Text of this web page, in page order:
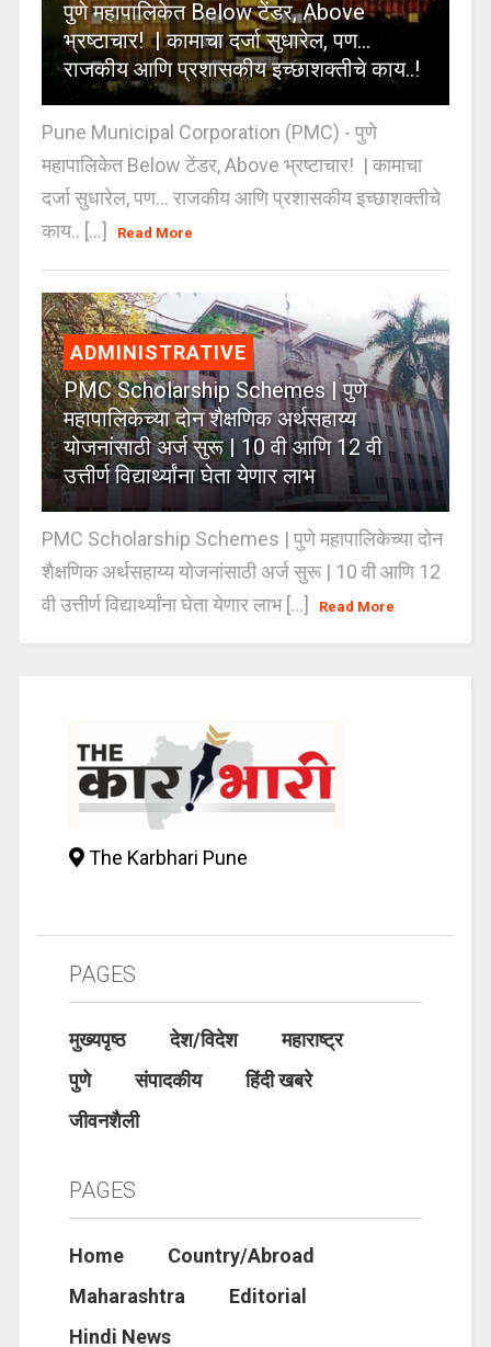
पुणे महापालिकेत Below टेंडर, Above
भ्रष्टाचार! | कामाचा दर्जा सुधारेल, पण…
राजकीय आणि प्रशासकीय इच्छाशक्तीचे काय..!
Pune Municipal Corporation (PMC) - पुणे
महापालिकेत Below टेंडर, Above भ्रष्टाचार! | कामाचा
दर्जा सुधारेल, पण… राजकीय आणि प्रशासकीय इच्छाशक्तीचे
काय.. [...]
Read More
ADMINISTRATIVE
PMC Scholarship Schemes | पुणे
महापालिकेच्या दोन शैक्षणिक अर्थसहाय्य
योजनांसाठी अर्ज सुरू | 10 वी आणि 12 वी
उत्तीर्ण विद्यार्थ्यांना घेता येणार लाभ
PMC Scholarship Schemes | पुणे महापालिकेच्या दोन
शैक्षणिक अर्थसहाय्य योजनांसाठी अर्ज सुरू | 10 वी आणि 12
वी उत्तीर्ण विद्यार्थ्यांना घेता येणार लाभ [...]
Read More
The Karbhari Pune
PAGES
मुख्यपृष्ठ देश/विदेश
महाराष्ट्र
पुणे
संपादकीय
हिंदी खबरे
जीवनशैली
PAGES
Home
Country/Abroad
Maharashtra
Editorial
Hindi News